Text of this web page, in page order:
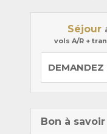
Séjour
vols A/R +
DEMANDEZ
Bon à savoir